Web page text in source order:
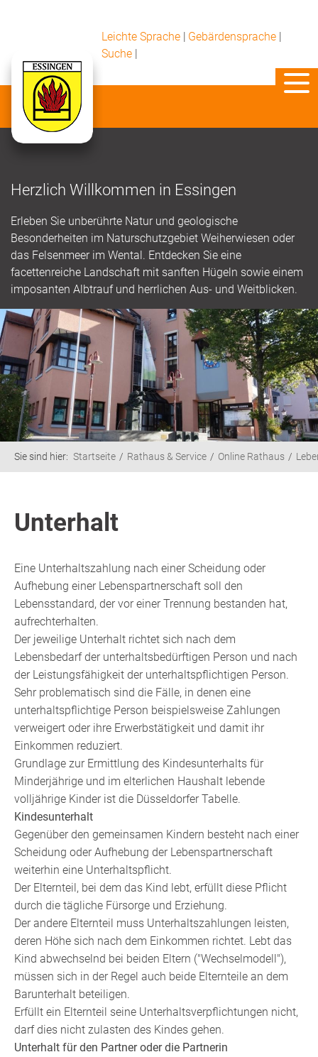
Leichte Sprache | Gebärdensprache |
Suche |
Herzlich Willkommen in Essingen
Erleben Sie unberührte Natur und geologische
Besonderheiten im Naturschutzgebiet Weiherwiesen oder
das Felsenmeer im Wental. Entdecken Sie eine
facettenreiche Landschaft mit sanften Hügeln sowie einem
imposanten Albtrauf und herrlichen Aus- und Weitblicken.
Sie sind hier: Startseite Rathaus & Service Online Rathaus
Unterhalt
Eine Unterhaltszahlung nach einer Scheidung oder
Aufhebung einer Lebenspartnerschaft soll den
Lebensstandard, der vor einer Trennung bestanden hat,
aufrechterhalten.
Der jeweilige Unterhalt richtet sich nach dem
Lebensbedarf der unterhaltsbedürftigen Person und nach
der Leistungsfähigkeit der unterhaltspflichtigen Person.
Sehr problematisch sind die Fälle, in denen eine
unterhaltspflichtige Person beispielsweise Zahlungen
verweigert oder ihre Erwerbstätigkeit und damit ihr
Einkommen reduziert.
Grundlage zur Ermittlung des Kindesunterhalts für
Minderjährige und im elterlichen Haushalt lebende
volljährige Kinder ist die Düsseldorfer Tabelle.
Kindesunterhalt
Gegenüber den gemeinsamen Kindern besteht nach einer
Scheidung oder Aufhebung der Lebenspartnerschaft
weiterhin eine Unterhaltspflicht.
Der Elternteil, bei dem das Kind lebt, erfüllt diese Pflicht
durch die tägliche Fürsorge und Erziehung.
Der andere Elternteil muss Unterhaltszahlungen leisten,
deren Höhe sich nach dem Einkommen richtet. Lebt das
Kind abwechselnd bei beiden Eltern ("Wechselmodell"),
müssen sich in der Regel auch beide Elternteile an dem
Barunterhalt beteiligen.
Erfüllt ein Elternteil seine Unterhaltsverpflichtungen nicht,
darf dies nicht zulasten des Kindes gehen.
Unterhalt für den Partner oder die Partnerin